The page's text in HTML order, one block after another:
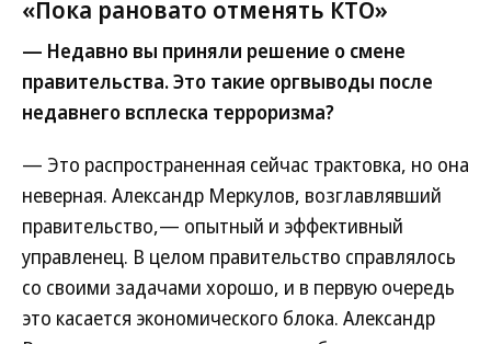
«Пока рановато отменять КТО»
— Недавно вы приняли решение о смене
правительства. Это такие оргвыводы после
недавнего всплеска терроризма?
— Это распространенная сейчас трактовка, но она
неверная. Александр Меркулов, возглавлявший
правительство,— опытный и эффективный
управленец. В целом правительство справлялось
со своими задачами хорошо, и в первую очередь
это касается экономического блока. Александр